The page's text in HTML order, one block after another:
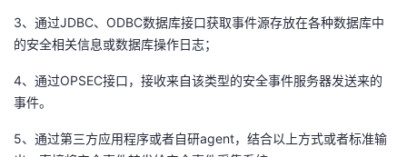
3、通过JDBC、ODBC数据库接口获取事件源存放在各种数据库中
的安全相关信息或数据库操作日志；
4、通过OPSEC接口，接收来自该类型的安全事件服务器发送来的
事件。
5、通过第三方应用程序或者自研agent，结合以上方式或者标准输